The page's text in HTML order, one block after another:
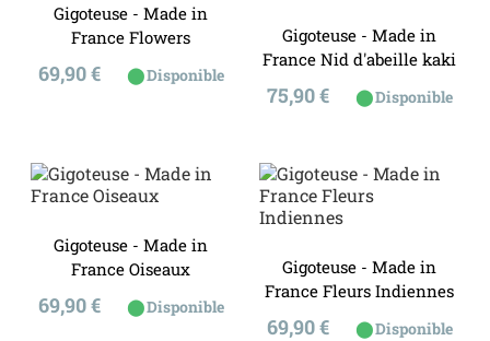
Gigoteuse - Made in
France Flowers
Prix
69,90 € ⬤Disponible
Gigoteuse - Made in
France Nid d'abeille kaki
Prix
75,90 € ⬤Disponible
Gigoteuse - Made in
France Oiseaux
Prix
69,90 € ⬤Disponible
Gigoteuse - Made in
France Fleurs Indiennes
Prix
69,90 € ⬤Disponible